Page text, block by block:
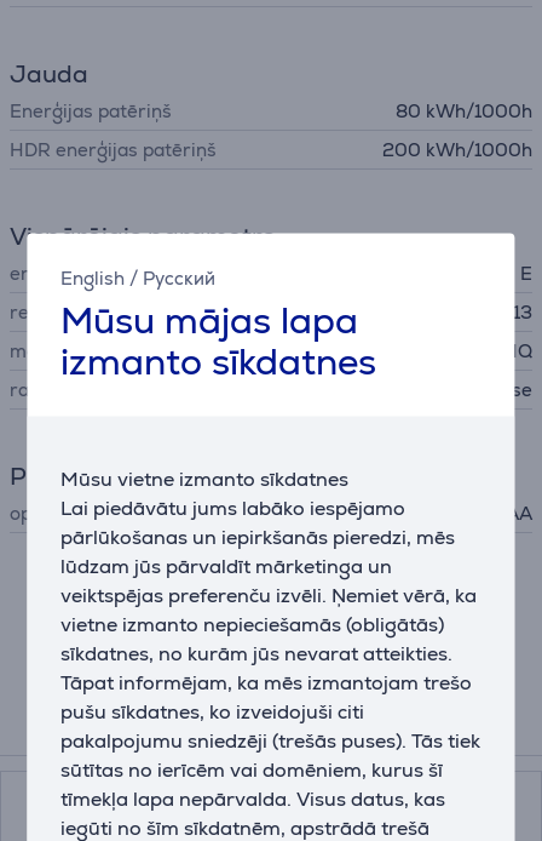
English / Русский
Mūsu mājas lapa
izmanto sīkdatnes
Mūsu vietne izmanto sīkdatnes
Lai piedāvātu jums labāko iespējamo
pārlūkošanas un iepirkšanās pieredzi, mēs
lūdzam jūs pārvaldīt mārketinga un
veiktspējas preferenču izvēli. Ņemiet vērā, ka
vietne izmanto nepieciešamās (obligātās)
sīkdatnes, no kurām jūs nevarat atteikties.
Tāpat informējam, ka mēs izmantojam trešo
pušu sīkdatnes, ko izveidojuši citi
pakalpojumu sniedzēji (trešās puses). Tās tiek
sūtītas no ierīcēm vai domēniem, kurus šī
tīmekļa lapa nepārvalda. Visus datus, kas
iegūti no šīm sīkdatnēm, apstrādā trešā
Jauda
Enerģijas patēriņš
80 kWh/1000h
HDR enerģijas patēriņš
200 kWh/1000h
Vispārējais parametrs
energoefektivitātes klase
E
regulas numurs
2019/2013
modeļa ID
65U8NQ
ražotājs
Hisense
Programmatūra
operētājsistēma VIDAA
Apraksts
Papildus aksesuāri